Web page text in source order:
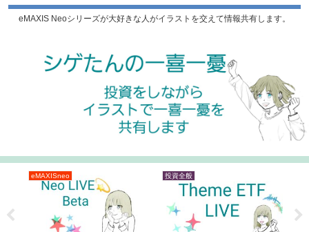
eMAXIS Neoシリーズが大好きな人がイラストを交えて情報共有します。
eMAXISneo 投資全般